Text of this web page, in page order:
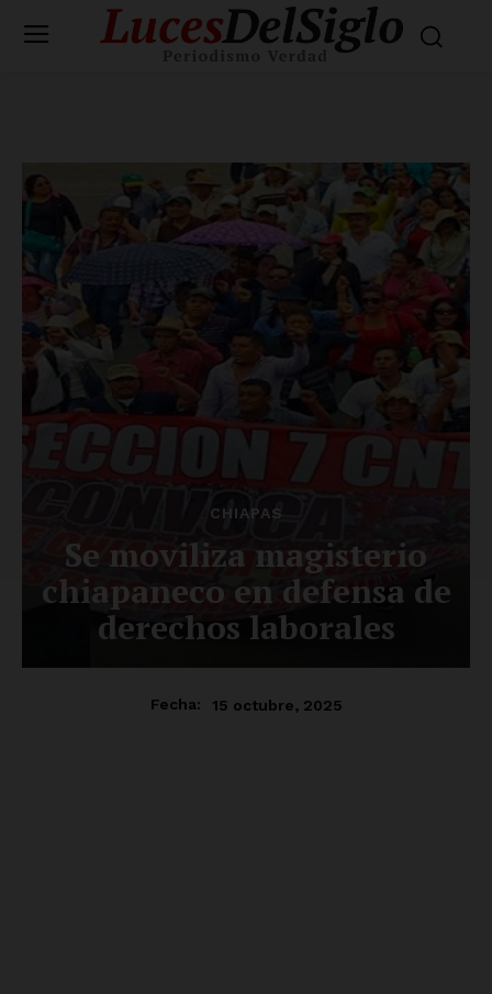
CHIAPAS
Se moviliza magisterio
chiapaneco en defensa de
derechos laborales
Fecha: 15 octubre, 2025